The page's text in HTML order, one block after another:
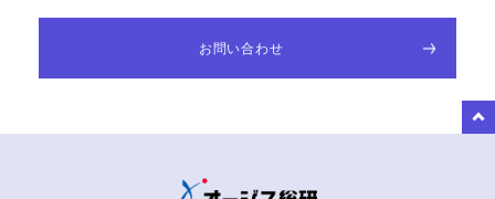
お問い合わせ